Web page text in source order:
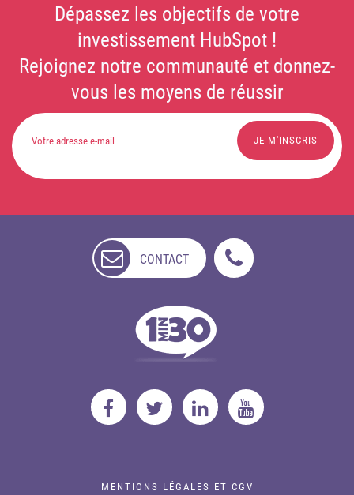
Dépassez les objectifs de votre
investissement HubSpot !
Rejoignez notre communauté et donnez-
vous les moyens de réussir
CONTACT
DISPONIBLE
MENTIONS LÉGALES ET CGV